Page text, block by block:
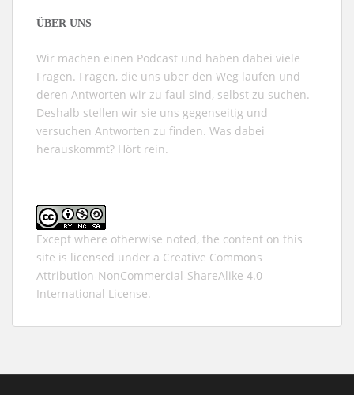
ÜBER UNS
Wir machen einen Podcast und haben dabei viele
Fragen. Fragen, die uns über den Weg laufen und
deren Antworten wir zu faul sind, selbst zu suchen.
Deshalb stellen wir sie uns gegenseitig und
versuchen Antworten zu finden. Was dabei
herauskommt? Hört rein.
Except where otherwise noted, the content on this
site is licensed under a Creative Commons
Attribution-NonCommercial-ShareAlike 4.0
International License.